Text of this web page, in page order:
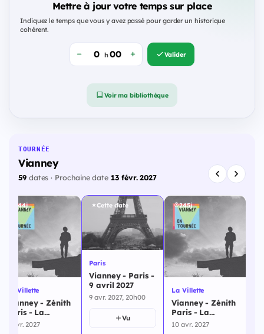
Mettre à jour votre temps sur place
Indiquez le temps que vous y avez passé pour garder un historique
cohérent.
h Valider
Voir ma bibliothèque
TOURNÉE
Vianney
59dates · Prochaine date 13 févr. 2027
244j
La Villette
Vianney - Zénith
Paris - La
Villette - 9 avril
9 avr. 2027
Cette date
Paris
Vianney - Paris -
9 avril 2027
9 avr. 2027, 20h00
Vu
245j
La Villette
Vianney - Zénith
Paris - La
Villette - 10 avril
10 avr. 2027